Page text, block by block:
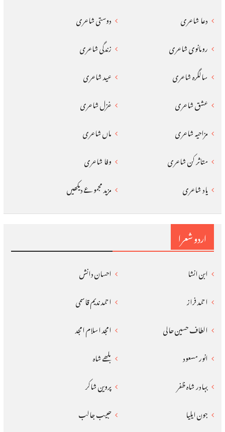
اردو شعرا
ابن انشا
احسان دانش
احمد فراز
احمد ندیم قاسمی
الطاف حسین حالی
امجد اسلام امجد
انور مسعود
بلھے شاہ
بہادر شاہ ظفر
پروین شاکر
جون ایلیا
حبیب جالب
دعا شاعری
دوستی شاعری
رومانوی شاعری
زندگی شاعری
سالگرہ شاعری
عید شاعری
عشق شاعری
غزل شاعری
مزاحیہ شاعری
ماں شاعری
متاثر کن شاعری
وفا شاعری
یاد شاعری
مزید مجموعے دیکھیں